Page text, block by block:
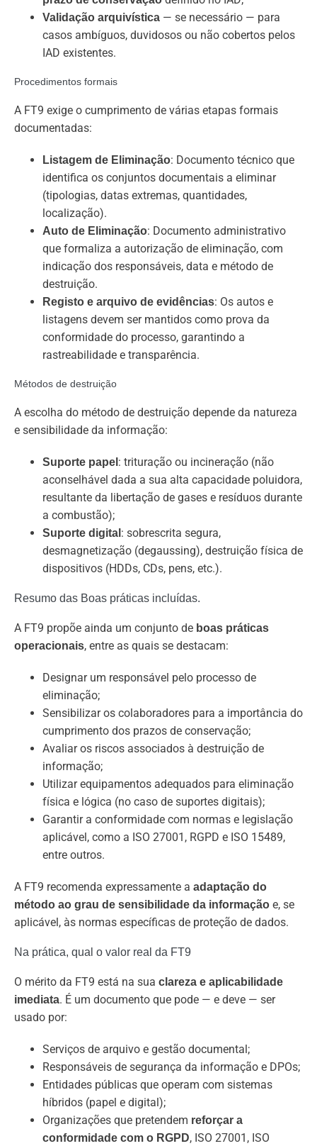
Validação arquivística — se necessário — para
casos ambíguos, duvidosos ou não cobertos pelos
IAD existentes.
Procedimentos formais
A FT9 exige o cumprimento de várias etapas formais
documentadas:
Listagem de Eliminação: Documento técnico que
identifica os conjuntos documentais a eliminar
(tipologias, datas extremas, quantidades,
localização).
Auto de Eliminação: Documento administrativo
que formaliza a autorização de eliminação, com
indicação dos responsáveis, data e método de
destruição.
Registo e arquivo de evidências: Os autos e
listagens devem ser mantidos como prova da
conformidade do processo, garantindo a
rastreabilidade e transparência.
Métodos de destruição
A escolha do método de destruição depende da natureza
e sensibilidade da informação:
Suporte papel : trituração ou incineração (não
aconselhável dada a sua alta capacidade poluidora,
resultante da libertação de gases e resíduos durante
a combustão);
Suporte digital : sobrescrita segura,
desmagnetização (degaussing), destruição física de
dispositivos (HDDs, CDs, pens, etc.).
Resumo das Boas práticas incluídas.
A FT9 propõe ainda um conjunto de boas práticas
operacionais, entre as quais se destacam:
Designar um responsável pelo processo de
eliminação;
Sensibilizar os colaboradores para a importância do
cumprimento dos prazos de conservação;
Avaliar os riscos associados à destruição de
informação;
Utilizar equipamentos adequados para eliminação
física e lógica (no caso de suportes digitais);
Garantir a conformidade com normas e legislação
aplicável, como a ISO 27001, RGPD e ISO 15489,
entre outros.
A FT9 recomenda expressamente a adaptação do
método ao grau de sensibilidade da informação e, se
aplicável, às normas específicas de proteção de dados.
Na prática, qual o valor real da FT9
O mérito da FT9 está na sua clareza e aplicabilidade
imediata. É um documento que pode — e deve — ser
usado por:
Serviços de arquivo e gestão documental;
Responsáveis de segurança da informação e DPOs;
Entidades públicas que operam com sistemas
híbridos (papel e digital);
Organizações que pretendem reforçar a
conformidade com o RGPD, ISO 27001, ISO